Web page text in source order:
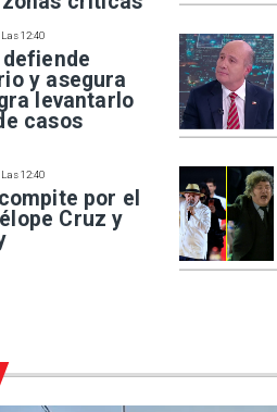
12:40
y asegura
levantarlo
casos
12:40
por el
Cruz y